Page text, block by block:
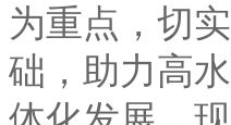
为重点，切
础，助力高